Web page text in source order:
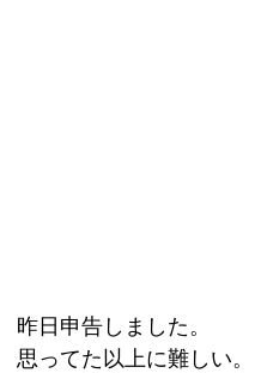
昨日申告しました。
思ってた以上に難しい。